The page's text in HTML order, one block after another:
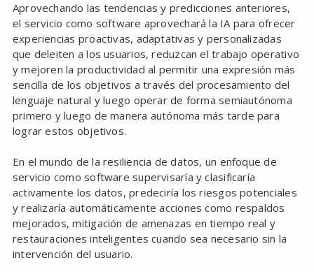
Aprovechando las tendencias y predicciones anteriores,
el servicio como software aprovechará la IA para ofrecer
experiencias proactivas, adaptativas y personalizadas
que deleiten a los usuarios, reduzcan el trabajo operativo
y mejoren la productividad al permitir una expresión más
sencilla de los objetivos a través del procesamiento del
lenguaje natural y luego operar de forma semiautónoma
primero y luego de manera autónoma más tarde para
lograr estos objetivos.
En el mundo de la resiliencia de datos, un enfoque de
servicio como software supervisaría y clasificaría
activamente los datos, predeciría los riesgos potenciales
y realizaría automáticamente acciones como respaldos
mejorados, mitigación de amenazas en tiempo real y
restauraciones inteligentes cuando sea necesario sin la
intervención del usuario.